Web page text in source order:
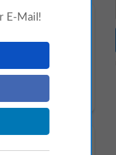
E-Mail!